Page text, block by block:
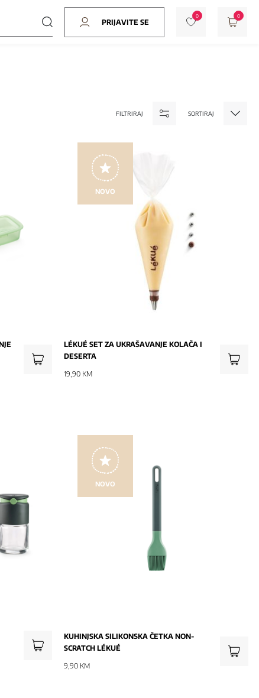
PRIJAVITE SE
0 0
FILTRIRAJ SORTIRAJ
NOVO
LÉKUÉ SET ZA UKRAŠAVANJE KOLAČA I
DESERTA
19,90 KM
NOVO
KUHINJSKA SILIKONSKA ČETKA NON-
SCRATCH LÉKUÉ
9,90 KM